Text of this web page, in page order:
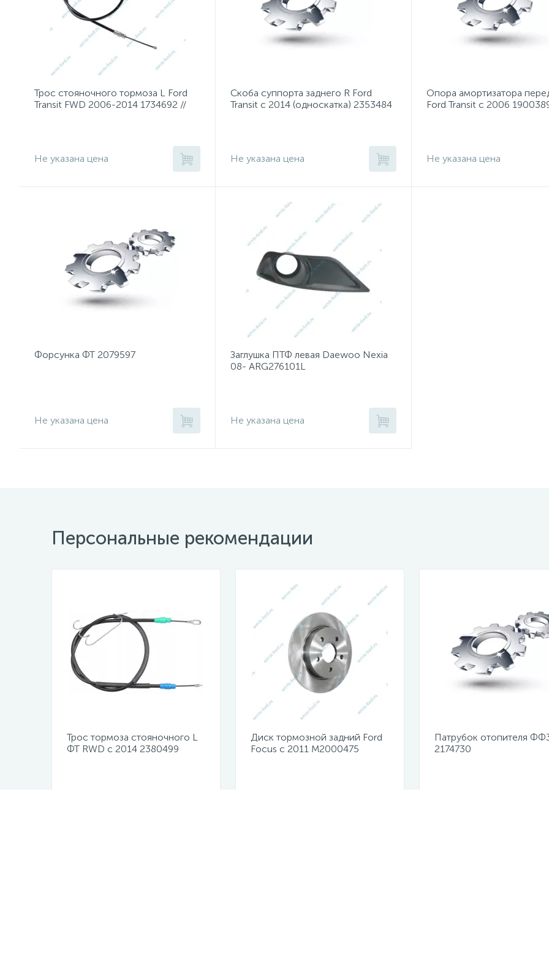
Трос стояночного тормоза L Ford
Transit FWD 2006-2014 1734692 //
Не указана цена
Скоба суппорта заднего R Ford
Transit с 2014 (односкатка) 2353484
Не указана цена
Опора амортизатора
Ford Transit с 2006
Не указана цена
Форсунка ФТ 2079597
Не указана цена
Заглушка ПТФ левая Daewoo Nexia
08- ARG276101L
Не указана цена
Персональные рекомендации
Трос тормоза стояночного L
ФТ RWD с 2014 2380499
Диск тормозной задний Ford
Focus с 2011 M2000475
Патрубок отопителя
2174730